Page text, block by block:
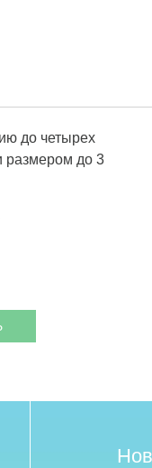
до четырех
размером до 3